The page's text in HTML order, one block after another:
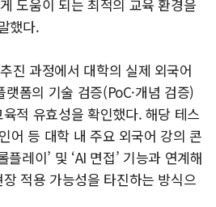
도움이 되는 최적의 교육 환경을
했다.
진 과정에서 대학의 실제 외국어
폼의 기술 검증(PoC·개념 검증)
적 유효성을 확인했다. 해당 테스
어 등 대학 내 주요 외국어 강의 콘
플레이’ 및 ‘AI 면접’ 기능과 연계해
적용 가능성을 타진하는 방식으